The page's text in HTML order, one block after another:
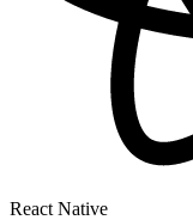
React Native